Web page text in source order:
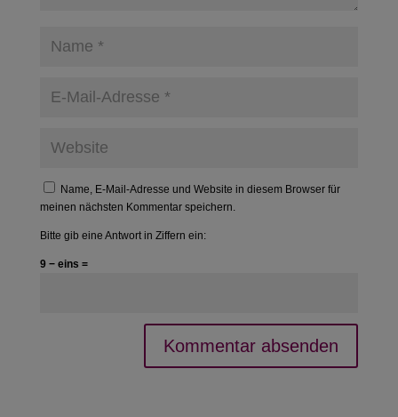
Name, E-Mail-Adresse und Website in diesem Browser für
meinen nächsten Kommentar speichern.
Bitte gib eine Antwort in Ziffern ein:
9 − eins =